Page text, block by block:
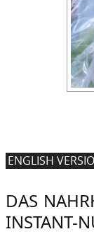
ENGLISH
DAS
INSTANT-